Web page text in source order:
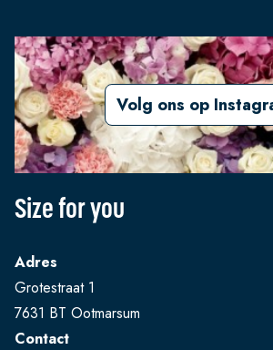
Volg ons op
Size for you
Adres
Grotestraat 1
7631 BT Ootmarsum
Contact